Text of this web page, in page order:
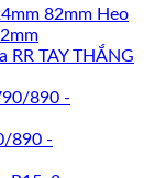
Heo
TAY THẮNG
890 -